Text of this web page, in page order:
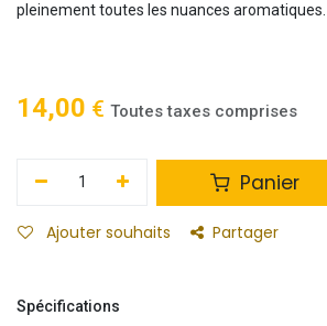
pleinement toutes les nuances aromatiques.
14,00 € Toutes taxes comprises
Panier
Ajouter souhaits Partager
Spécifications